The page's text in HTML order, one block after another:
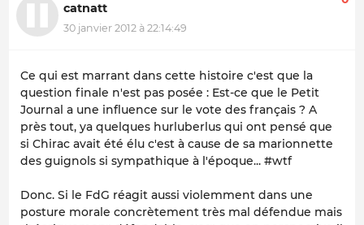
catnatt
30 janvier 2012 à 22:14:49
Ce qui est marrant dans cette histoire c'est que la
question finale n'est pas posée : Est-ce que le Petit
Journal a une influence sur le vote des français ? A
près tout, ya quelques hurluberlus qui ont pensé que
si Chirac avait été élu c'est à cause de sa marionnette
des guignols si sympathique à l'époque... #wtf
Donc. Si le FdG réagit aussi violemment dans une
posture morale concrètement très mal défendue mais